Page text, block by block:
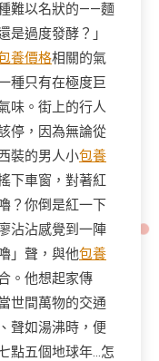
難以名狀的——麵
是過度發酵？」
養價格相關的氣
種只有在極度巨
味。街上的行人
停，因為無論從
裝的男人小包養
下車窗，對著紅
？你倒是紅一下
沾沾感覺到一陣
」聲，與他包養
。他想起家傳
世間萬物的交通
聲如湯沸時，便
點五個地球年…怎